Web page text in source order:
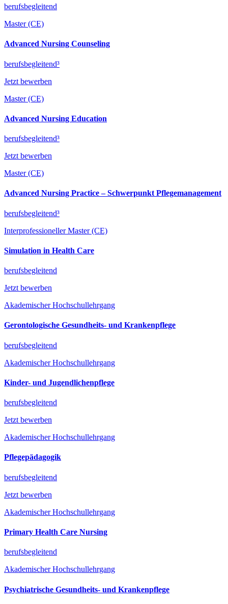
berufsbegleitend
Master (CE)
Advanced Nursing Counseling
berufsbegleitend³
Jetzt bewerben
Master (CE)
Advanced Nursing Education
berufsbegleitend³
Jetzt bewerben
Master (CE)
Advanced Nursing Practice – Schwerpunkt Pflegemanagement
berufsbegleitend³
Interprofessioneller Master (CE)
Simulation in Health Care
berufsbegleitend
Jetzt bewerben
Akademischer Hochschullehrgang
Gerontologische Gesundheits- und Krankenpflege
berufsbegleitend
Akademischer Hochschullehrgang
Kinder- und Jugendlichenpflege
berufsbegleitend
Jetzt bewerben
Akademischer Hochschullehrgang
Pflegepädagogik
berufsbegleitend
Jetzt bewerben
Akademischer Hochschullehrgang
Primary Health Care Nursing
berufsbegleitend
Akademischer Hochschullehrgang
Psychiatrische Gesundheits- und Krankenpflege